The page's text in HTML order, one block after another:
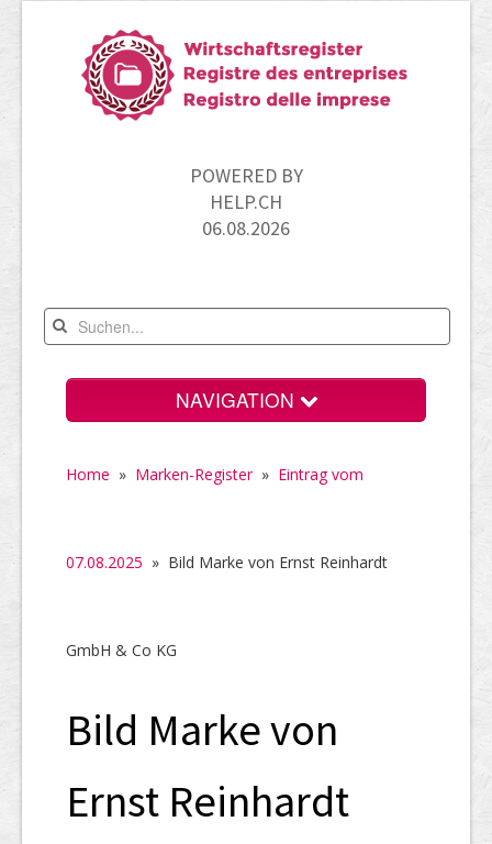
POWERED BY
HELP.CH
06.08.2026
NAVIGATION
Links
Home » Marken-Register» Eintrag vom
07.08.2025 » Bild Marke von Ernst Reinhardt
GmbH & Co KG
Bild Marke von
Ernst Reinhardt